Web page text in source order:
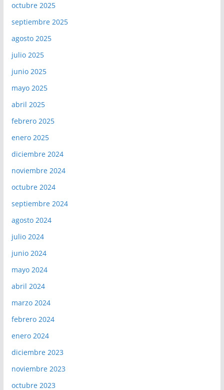
octubre 2025
septiembre 2025
agosto 2025
julio 2025
junio 2025
mayo 2025
abril 2025
febrero 2025
enero 2025
diciembre 2024
noviembre 2024
octubre 2024
septiembre 2024
agosto 2024
julio 2024
junio 2024
mayo 2024
abril 2024
marzo 2024
febrero 2024
enero 2024
diciembre 2023
noviembre 2023
octubre 2023